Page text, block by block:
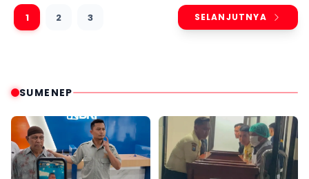
1 2 3 SELANJUTNYA
SUMENEP